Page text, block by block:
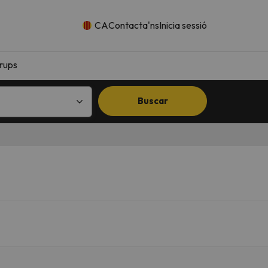
CAContacta'nsInicia sessió
Buscar